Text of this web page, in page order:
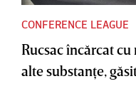
CONFERENCE LEAGUE
Rucsac încărcat
alte substanţe,